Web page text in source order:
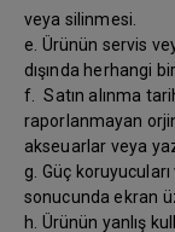
veya silinmesi.
e. Ürünün servis
dışında herhangi
f. Satın alınma
raporlanmayan
akseuarlar veya
g. Güç
sonucunda ekran
h. Ürünün yanlış